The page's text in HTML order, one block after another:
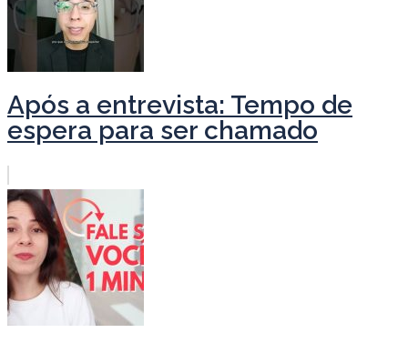
Após a entrevista: Tempo de
espera para ser chamado